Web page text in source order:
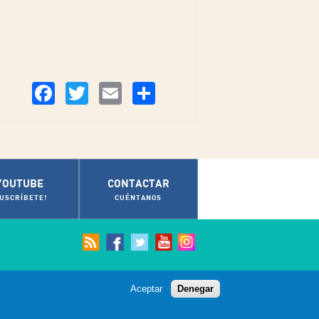
FacebookTwitter Email
CONTACTAR
CUÉNTANOS
© Ayuntamiento de Cádiz 2012
Aceptar Denegar